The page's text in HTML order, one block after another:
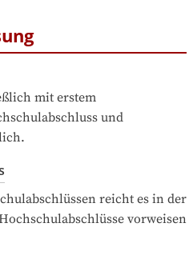
mit erstem
und
reicht es in der
vorweisen